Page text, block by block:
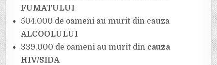
FUMATULUI
504.000 de oameni au murit din cauza
ALCOOLULUI
339.000 de oameni au murit din cauza
HIV/SIDA